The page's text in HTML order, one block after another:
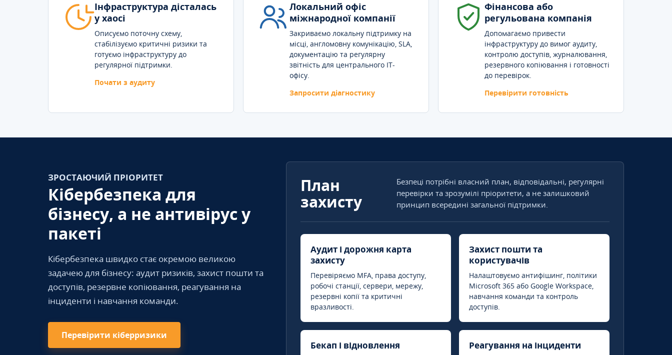
Інфраструктура дісталась
у хаосі
Описуємо поточну схему,
стабілізуємо критичні ризики та
готуємо інфраструктуру до
регулярної підтримки.
Почати з аудиту
Локальний офіс
міжнародної компанії
Закриваємо локальну підтримку на
місці, англомовну комунікацію, SLA,
документацію та регулярну
звітність для центрального IT-
офісу.
Запросити діагностику
Фінансова або
регульована компанія
Допомагаємо привести
інфраструктуру до вимог аудиту,
контролю доступів, журналювання,
резервного копіювання і готовності
до перевірок.
Перевірити готовність
ЗРОСТАЮЧИЙ ПРІОРИТЕТ
Кібербезпека для
бізнесу, а не антивірус у
пакеті
Кібербезпека швидко стає окремою великою
задачею для бізнесу: аудит ризиків, захист пошти та
доступів, резервне копіювання, реагування на
інциденти і навчання команди.
Перевірити кіберризики
План
захисту
Безпеці потрібні власний план, відповідальні, регулярні
перевірки та зрозумілі пріоритети, а не залишковий
принцип всередині загальної підтримки.
Аудит і дорожня карта
захисту
Перевіряємо MFA, права доступу,
робочі станції, сервери, мережу,
резервні копії та критичні
вразливості.
Захист пошти та
користувачів
Налаштовуємо антифішинг, політики
Microsoft 365 або Google Workspace,
навчання команди та контроль
доступів.
Бекап і відновлення Реагування на інциденти